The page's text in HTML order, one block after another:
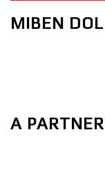
MIBEN
A